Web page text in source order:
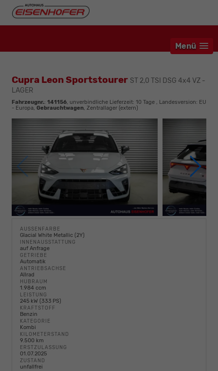
Menü
Cupra Leon Sportstourer ST 2,0 TSI DSG 4x4 VZ -
LAGER
Fahrzeugnr.: 141156, unverbindliche Lieferzeit: 10 Tage , Landesversion: EU
- Europa, Gebrauchtwagen, Zentrallager (extern)
AUSSENFARBE
Glacial White Metallic (2Y)
INNENAUSSTATTUNG
auf Anfrage
GETRIEBE
Automatik
ANTRIEBSACHSE
Allrad
HUBRAUM
1.984 ccm
LEISTUNG
245 kW (333 PS)
KRAFTSTOFF
Benzin
KATEGORIE
Kombi
KILOMETERSTAND
9.500 km
ERSTZULASSUNG
01.07.2025
ZUSTAND
unfallfrei